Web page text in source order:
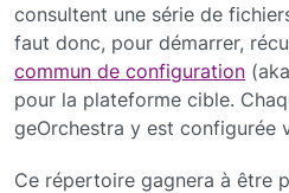
consultent une série de
faut donc, pour démarrer,
commun de configuration
pour la plateforme cible.
geOrchestra y est configurée
Ce répertoire gagnera à être